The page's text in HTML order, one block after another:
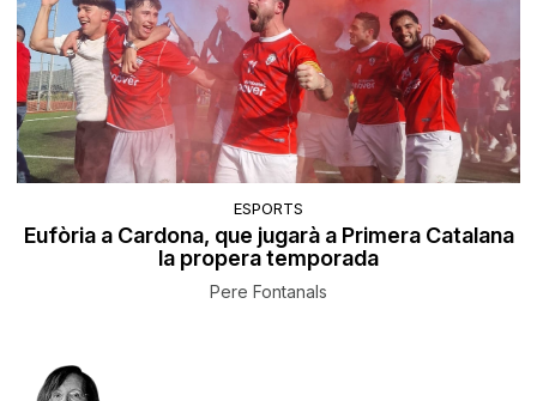
ESPORTS
Eufòria a Cardona, que jugarà a Primera Catalana
la propera temporada
Pere Fontanals